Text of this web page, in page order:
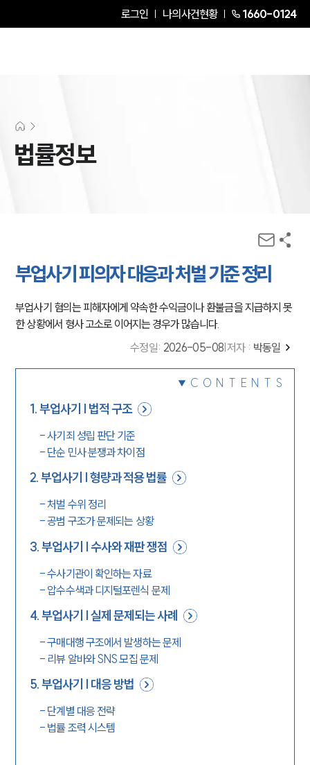
로그인 나의사건현황 1660-0124
법률정보
부업사기 피의자 대응과 처벌 기준 정리
부업사기 혐의는 피해자에게 약속한 수익금이나 환불금을 지급하지 못
한 상황에서 형사 고소로 이어지는 경우가 많습니다.
수정일: 2026-05-08 저자 : 박동일
CONTENTS
1.부업사기 | 법적 구조
-사기죄 성립 판단 기준
- 단순 민사 분쟁과 차이점
2.부업사기 | 형량과 적용 법률
-처벌 수위 정리
-공범 구조가 문제되는 상황
3.부업사기 | 수사와 재판 쟁점
-수사기관이 확인하는 자료
- 압수수색과 디지털포렌식 문제
4.부업사기 | 실제 문제되는 사례
-구매대행 구조에서 발생하는 문제
- 리뷰 알바와 SNS 모집 문제
5.부업사기 | 대응 방법
- 단계별 대응 전략
- 법률 조력 시스템